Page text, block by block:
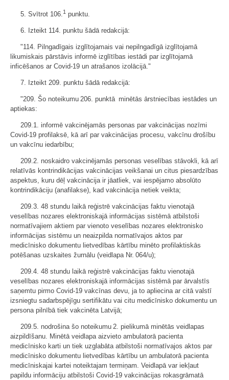
5. Svītrot 106.1 punktu.
6. Izteikt 114. punktu šādā redakcijā:
"114. Pilngadīgais izglītojamais vai nepilngadīgā izglītojamā
likumiskais pārstāvis informē izglītības iestādi par izglītojamā
inficēšanos ar Covid-19 un atrašanos izolācijā."
7. Izteikt 209. punktu šādā redakcijā:
"209. Šo noteikumu 206. punktā minētās ārstniecības iestādes un
aptiekas:
209.1. informē vakcinējamās personas par vakcinācijas nozīmi
Covid-19 profilaksē, kā arī par vakcinācijas procesu, vakcīnu drošību
un vakcīnu iedarbību;
209.2. noskaidro vakcinējamās personas veselības stāvokli, kā arī
relatīvās kontrindikācijas vakcinācijas veikšanai un citus piesardzības
aspektus, kuru dēļ vakcinācija ir jāatliek, vai iespējamo absolūto
kontrindikāciju (anafilakse), kad vakcinācija netiek veikta;
209.3. 48 stundu laikā reģistrē vakcinācijas faktu vienotajā
veselības nozares elektroniskajā informācijas sistēmā atbilstoši
normatīvajiem aktiem par vienoto veselības nozares elektronisko
informācijas sistēmu un neaizpilda normatīvajos aktos par
medicīnisko dokumentu lietvedības kārtību minēto profilaktiskās
potēšanas uzskaites žurnālu (veidlapa Nr. 064/u);
209.4. 48 stundu laikā reģistrē vakcinācijas faktu vienotajā
veselības nozares elektroniskajā informācijas sistēmā par ārvalstīs
saņemtu pirmo Covid-19 vakcīnas devu, ja to apliecina ar citā valstī
izsniegtu sadarbspējīgu sertifikātu vai citu medicīnisko dokumentu un
persona pilnībā tiek vakcinēta Latvijā;
209.5. nodrošina šo noteikumu 2. pielikumā minētās veidlapas
aizpildīšanu. Minētā veidlapa aizvieto ambulatorā pacienta
medicīnisko karti un tiek uzglabāta atbilstoši normatīvajos aktos par
medicīnisko dokumentu lietvedības kārtību un ambulatorā pacienta
medicīniskajai kartei noteiktajam termiņam. Veidlapā var iekļaut
papildu informāciju atbilstoši Covid-19 vakcinācijas rokasgrāmatā